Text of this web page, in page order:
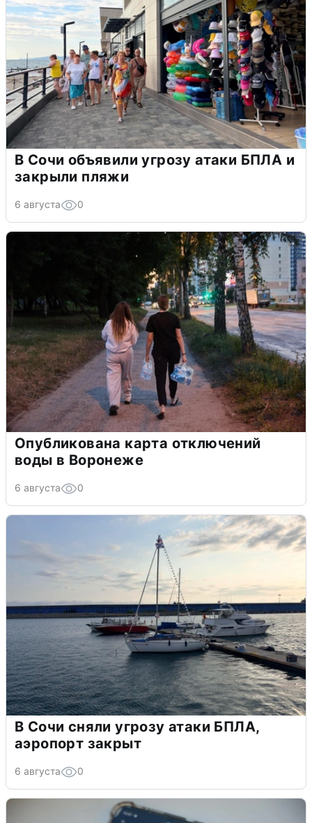
В Сочи объявили угрозу атаки БПЛА и
закрыли пляжи
6 августа 0
Опубликована карта отключений
воды в Воронеже
6 августа 0
В Сочи сняли угрозу атаки БПЛА,
аэропорт закрыт
6 августа 0